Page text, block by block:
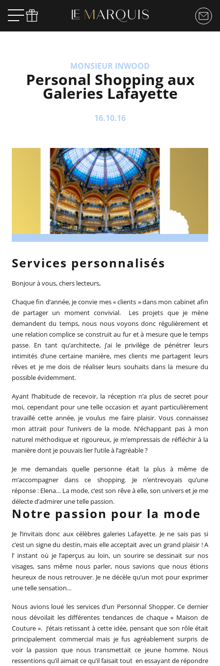
MONSIEUR INWOOD
Personal Shopping aux
Galeries Lafayette
16.10.16
Services personnalisés
Bonjour à vous, chers lecteurs,
Chaque fin d’année, je convie mes « clients » dans mon cabinet afin
de partager un moment convivial. Les projets que je mène
demandent du temps, nous nous voyons donc régulièrement et
une relation complice se construit au fur et à mesure que le temps
passe. En tant qu’architecte, j’ai le privilège de pénétrer leurs
intimités d’une certaine manière, mes clients me partagent leurs
rêves et je me dois de réaliser leurs souhaits dans la mesure du
possible évidemment.
Ayant l’habitude de recevoir, la réception n’a plus de secret pour
moi, cependant pour une telle occasion et ayant particulièrement
travaillé cette année, je voulus me faire plaisir. Vous connaissez
mon attrait pour l’univers de la mode. N’échappant pas à mon
naturel méthodique et rigoureux, je m’empressais de réfléchir à la
manière dont je pouvais lier l’utile à l’agréable ?
Je me demandais quelle personne était la plus à même de
m’accompagner dans ce shopping. Je n’entrevoyais qu’une
réponse : Elena… La mode, c’est son rêve à elle, son univers et je me
délecte d’admirer une telle passion.
Notre passion pour la mode
Je l’invitais donc aux célèbres galeries Lafayette. Je ne sais pas si
c’est un signe du destin, mais elle acceptait avec un grand plaisir ! A
l’ instant où je l’aperçus au loin, un sourire se dessinait sur nos
visages, sans même nous parler, nous savions que nous étions
heureux de nous retrouver. Je ne décèle qu’un mot pour exprimer
une telle sensation…
Nous avions loué les services d’un Personnal Shopper. Ce dernier
nous dévoilait les différentes tendances de chaque « Maison de
Couture ». J’étais retissant à cette idée, pensant que son rôle était
principalement commercial mais je fus agréablement surpris de
voir la passion que nous transmettait ce jeune homme. Nous
ressentions qu’il aimait ce qu’il faisait tout en essayant de répondre